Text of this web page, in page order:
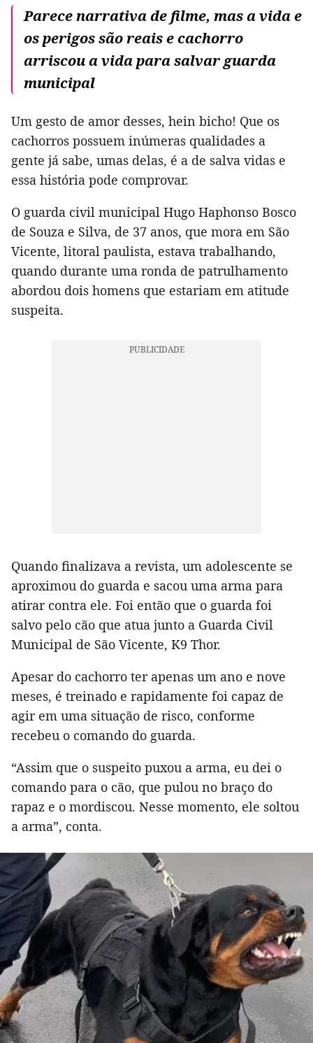
Parece narrativa de filme, mas a vida e
os perigos são reais e cachorro
arriscou a vida para salvar guarda
municipal
Um gesto de amor desses, hein bicho! Que os
cachorros possuem inúmeras qualidades a
gente já sabe, umas delas, é a de salva vidas e
essa história pode comprovar.
O guarda civil municipal Hugo Haphonso Bosco
de Souza e Silva, de 37 anos, que mora em São
Vicente, litoral paulista, estava trabalhando,
quando durante uma ronda de patrulhamento
abordou dois homens que estariam em atitude
suspeita.
Quando finalizava a revista, um adolescente se
aproximou do guarda e sacou uma arma para
atirar contra ele. Foi então que o guarda foi
salvo pelo cão que atua junto a Guarda Civil
Municipal de São Vicente, K9 Thor.
Apesar do cachorro ter apenas um ano e nove
meses, é treinado e rapidamente foi capaz de
agir em uma situação de risco, conforme
recebeu o comando do guarda.
“Assim que o suspeito puxou a arma, eu dei o
comando para o cão, que pulou no braço do
rapaz e o mordiscou. Nesse momento, ele soltou
a arma”, conta.